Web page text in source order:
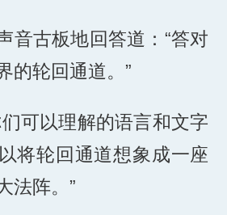
音古板地回答道：“答对
的轮回通道。”
可以理解的语言和文字
将轮回通道想象成一座
法阵。”